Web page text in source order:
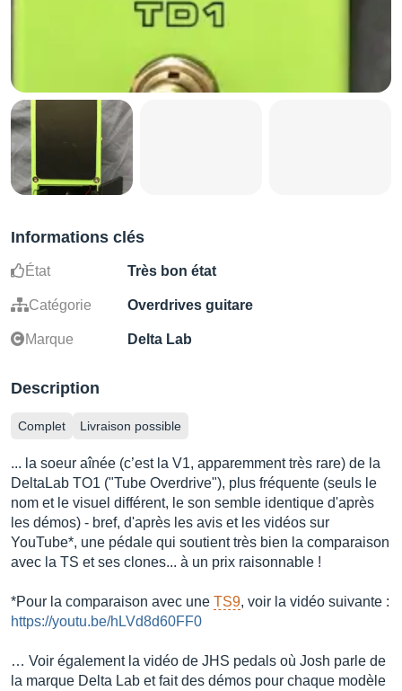
Informations clés
État Très bon état
Catégorie Overdrives guitare
Marque Delta Lab
Description
Complet Livraison possible
... la soeur aînée (c’est la V1, apparemment très rare) de la
DeltaLab TO1 ("Tube Overdrive"), plus fréquente (seuls le
nom et le visuel différent, le son semble identique d'après
les démos) - bref, d'après les avis et les vidéos sur
YouTube*, une pédale qui soutient très bien la comparaison
avec la TS et ses clones... à un prix raisonnable !
*Pour la comparaison avec une TS9, voir la vidéo suivante :
https://youtu.be/hLVd8d60FF0
… Voir également la vidéo de JHS pedals où Josh parle de
la marque Delta Lab et fait des démos pour chaque modèle